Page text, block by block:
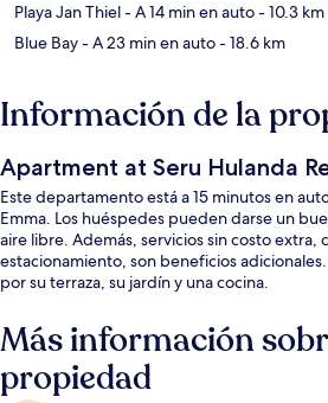
Playa Jan Thiel- A 14 min en auto- 10.3 km
Blue Bay- A 23 min en auto- 18.6 km
Información de la
Apartment at Seru Hulanda
Este departamento está a 15 minutos en
Emma. Los huéspedes pueden darse un
aire libre. Además, servicios sin costo extra,
estacionamiento, son beneficios
por su terraza, su jardín y una cocina.
Más información
propiedad